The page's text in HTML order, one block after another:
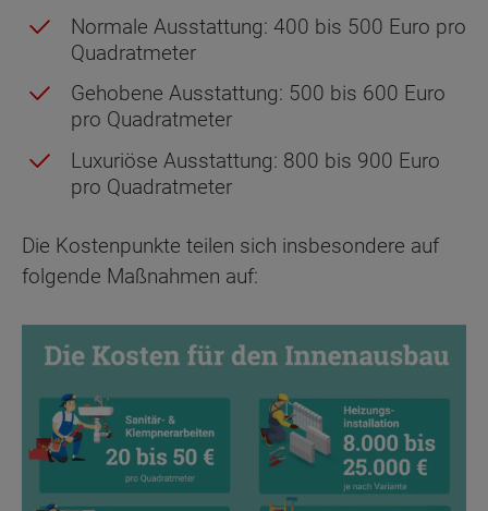
Normale Ausstattung: 400 bis 500 Euro pro
Quadratmeter
Gehobene Ausstattung: 500 bis 600 Euro
pro Quadratmeter
Luxuriöse Ausstattung: 800 bis 900 Euro
pro Quadratmeter
Die Kostenpunkte teilen sich insbesondere auf
folgende Maßnahmen auf: